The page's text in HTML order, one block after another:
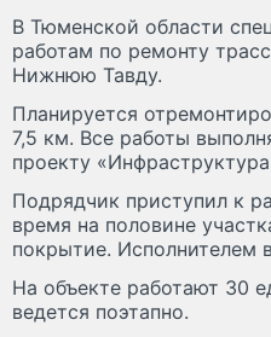
В Тюменской области
работам по ремонту
Нижнюю Тавду.
Планируется
7,5 км. Все работы
проекту
Подрядчик приступил к
время на половине
покрытие. Исполнителем
На объекте работают 30
ведется поэтапно.